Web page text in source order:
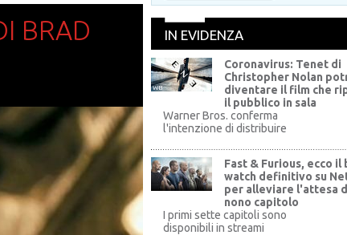
BRAD
IN EVIDENZA
WB
Coronavirus: Tenet di
Christopher Nolan
diventare il film che
il pubblico in sala
Warner Bros. conferma
l'intenzione di distribuire
Fast & Furious, ecco il
watch definitivo su
per alleviare l'attesa
nono capitolo
I primi sette capitoli sono
disponibili in streami